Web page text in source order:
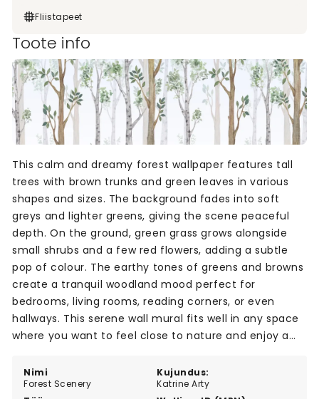
Fliistapeet
Toote info
Nimi
Forest Scenery
Kujundus:
Katrine Arty
This calm and dreamy forest wallpaper features tall
trees with brown trunks and green leaves in various
shapes and sizes. The background fades into soft
greys and lighter greens, giving the scene peaceful
depth. On the ground, green grass grows alongside
small shrubs and a few red flowers, adding a subtle
pop of colour. The earthy tones of greens and browns
create a tranquil woodland mood perfect for
bedrooms, living rooms, reading corners, or even
hallways. This serene wall mural fits well in any space
where you want to feel close to nature and enjoy a